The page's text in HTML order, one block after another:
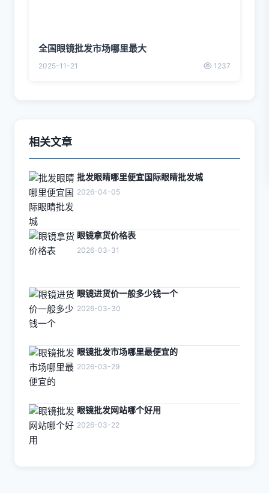
全国眼镜批发市场哪里最大
2025-11-21 1237
相关文章
批发眼睛哪里便宜国际眼睛批发城
2026-04-05
眼镜拿货价格表
2026-03-31
眼镜进货价一般多少钱一个
2026-03-30
眼镜批发市场哪里最便宜的
2026-03-29
眼镜批发网站哪个好用
2026-03-22